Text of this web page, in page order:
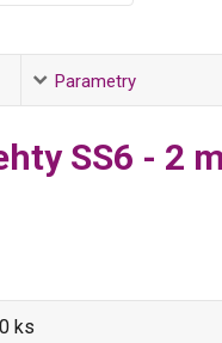
Parametry
SS6 - 2
ks